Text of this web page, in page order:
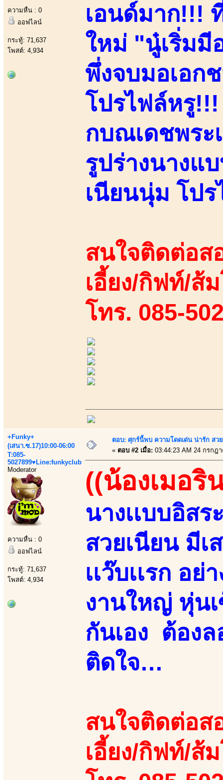
ความหื่น : 0
ออฟไลน์
กระทู้: 71,637
โพสต์: 4,934
เอนด์มาก!!!
ใหม่ "นู๋เริ่ม
พึ่งจบมอเอก
โปรไฟล์หรู
กบณเดชพระ
รูปร่างนางแ
เนียนนุ่ม โป
สนใจติดต่อส
เอี้ยง/กิฟท์/ส้
โทร. 085-
+Funky+
(เสนา.ซ.17)10:00-06:00
T:085-
5027899♥Line:funkyclub
Moderator
ความหื่น : 0
ออฟไลน์
กระทู้: 71,637
โพสต์: 4,934
ตอบ: ศุกร์นี้พบ ความโดดเด่น น่ารัก สว
« ตอบ #2 เมื่อ: 03:44:23 AM 24 กรกฎ
((น้องเมอริ
นางเเบบอิส
สวยเนียน มีเ
เเว๊บเเรก อ
งานใหญ่ หุ่น
กันเอง ต้องล
ติดใจ…
สนใจติดต่อส
เอี้ยง/กิฟท์/ส้